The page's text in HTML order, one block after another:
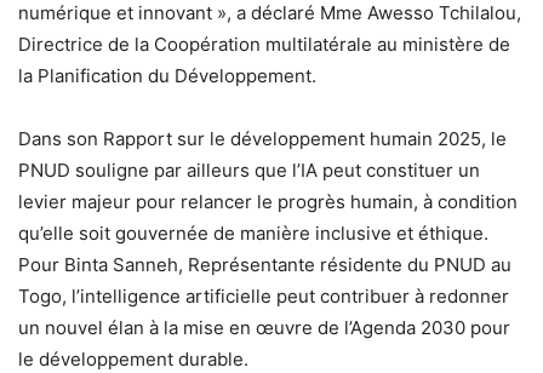
numérique et innovant », a déclaré Mme Awesso Tchilalou,
Directrice de la Coopération multilatérale au ministère de
la Planification du Développement.
Dans son Rapport sur le développement humain 2025, le
PNUD souligne par ailleurs que l’IA peut constituer un
levier majeur pour relancer le progrès humain, à condition
qu’elle soit gouvernée de manière inclusive et éthique.
Pour Binta Sanneh, Représentante résidente du PNUD au
Togo, l’intelligence artificielle peut contribuer à redonner
un nouvel élan à la mise en œuvre de l’Agenda 2030 pour
le développement durable.